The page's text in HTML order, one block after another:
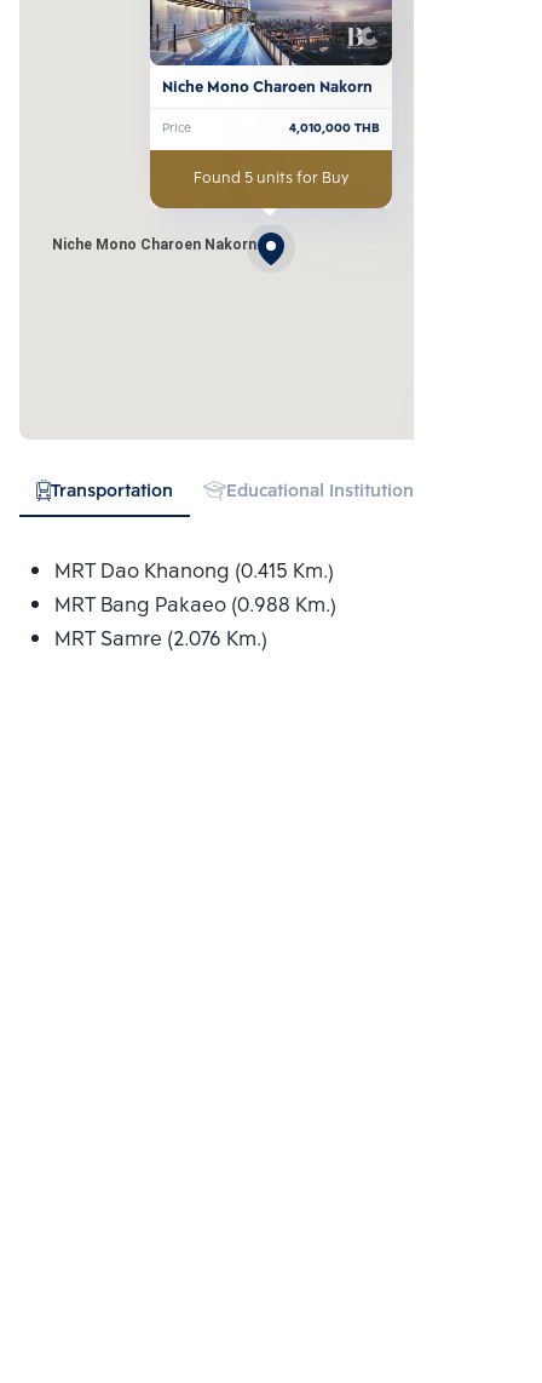
Niche Mono Charoen Nakorn
Niche Mono Charoen Nakorn
Price 4,010,000THB
Found 5 units for Buy
Transportation Educational Institution
MRT Dao Khanong (0.415 Km.)
MRT Bang Pakaeo (0.988 Km.)
MRT Samre (2.076 Km.)